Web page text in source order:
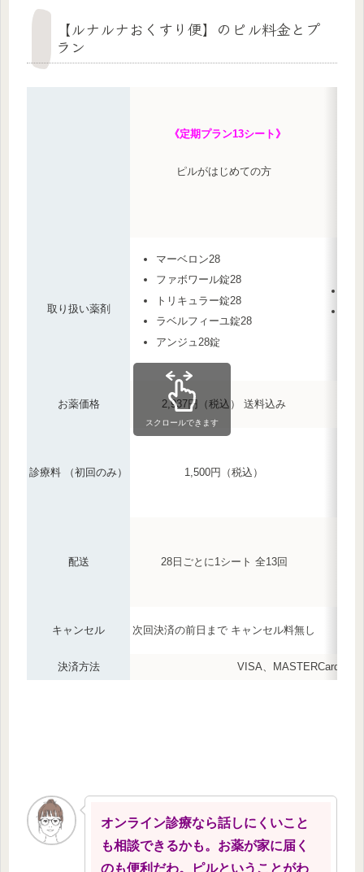
【ルナルナおくすり便】のピル料金とプ
ラン
《定期プラン13シート》
ピルがはじめての方
取り扱い薬剤
マーベロン28
ファボワール錠28
トリキュラー錠28
ラベルフィーユ錠28
アンジュ28錠
お薬価格 2,937円（税込） 送料込み
診療料 （初回のみ） 1,500円（税込）
配送 28日ごとに1シート 全13回
キャンセル 次回決済の前日まで キャンセル料無し
決済方法 VISA、MASTERCard、
スクロールできます
オンライン診療なら話しにくいこと
も相談できるかも。お薬が家に届く
のも便利だわ。ピルということがわ